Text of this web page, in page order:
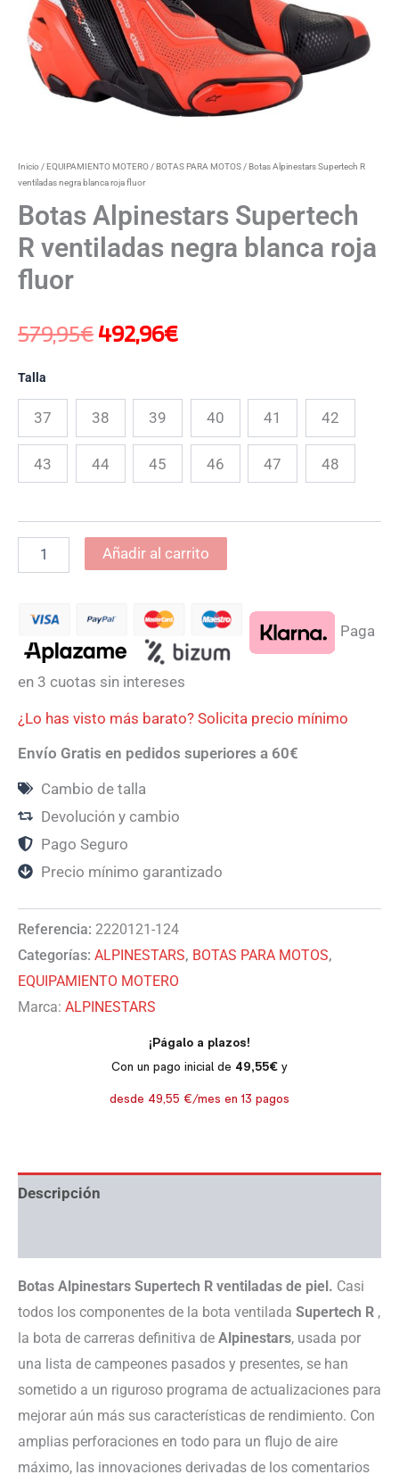
Inicio /EQUIPAMIENTO MOTERO /BOTAS PARA MOTOS / Botas Alpinestars Supertech R
ventiladas negra blanca roja fluor
Botas Alpinestars Supertech
R ventiladas negra blanca roja
fluor
579,95€492,96€
Talla
37 38 39 40 41 42
43 44 45 46 47 48
Añadir al carrito
Paga
en 3 cuotas sin intereses
¿Lo has visto más barato? Solicita precio mínimo
Envío Gratis en pedidos superiores a 60€
Cambio de talla
Devolución y cambio
Pago Seguro
Precio mínimo garantizado
Referencia: 2220121-124
Categorías: ALPINESTARS, BOTAS PARA MOTOS,
EQUIPAMIENTO MOTERO
Marca: ALPINESTARS
Descripción
Botas Alpinestars Supertech R ventiladas de piel. Casi
todos los componentes de la bota ventilada Supertech R ,
la bota de carreras definitiva de Alpinestars, usada por
una lista de campeones pasados ​​y presentes, se han
sometido a un riguroso programa de actualizaciones para
mejorar aún más sus características de rendimiento. Con
amplias perforaciones en todo para un flujo de aire
máximo, las innovaciones derivadas de los comentarios